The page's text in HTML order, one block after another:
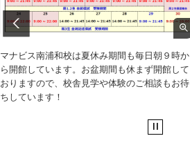
マナビス南浦和校は夏休み期間も毎日朝９時か
ら開館しています。お盆期間も休まず開館して
おりますので、校舎見学や体験のご相談もお待
ちしています！